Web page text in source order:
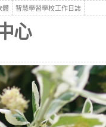
體 智慧學習學校工作日誌
心